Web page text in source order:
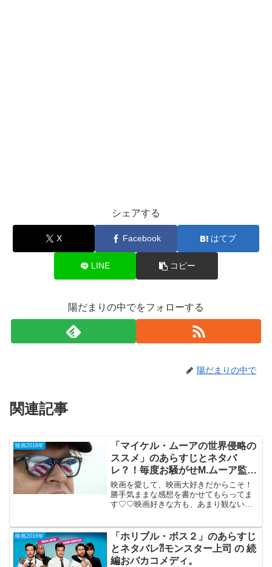
シェアする
X Facebook はてブ
LINE コピー
陽だまりの中でをフォローする
陽だまりの中で
関連記事
映画2016年
「マイケル・ムーアの世界侵略の
ススメ」のあらすじとネタバ
レ？！毎度お騒がせM.ムーア監督
の最新作。
映画を愛して、映画大好きだからこそ！
勝手気ままな感想を書かせてもらってま
す♡♡映画好きな方も、あまり観ない方
（PG-12）2016年5月27日公開（119分）
「ボー...
映画2016年
「ホリブル・ボス２」のあらすじ
とネタバレ⁈モンスター上司 の 続
編おバカコメディ。